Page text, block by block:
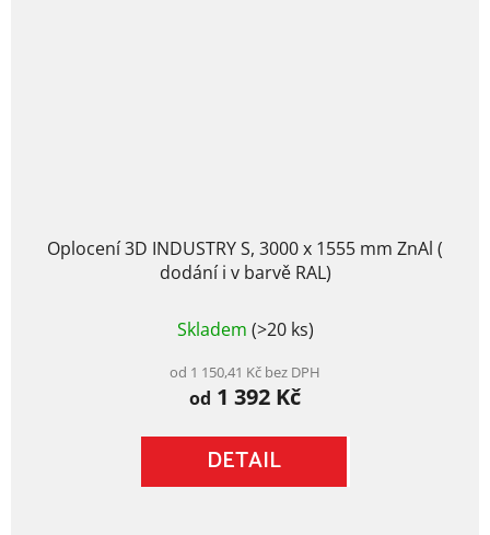
Oplocení 3D INDUSTRY S, 3000 x 1555 mm ZnAl (
dodání i v barvě RAL)
hodnocení
je
4,5
5
hvězdiček.
Skladem (>20 ks)
od 1 150,41 Kč bez DPH
od 1 392 Kč
DETAIL